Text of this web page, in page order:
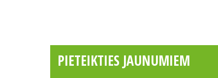
PIETEIKTIES JAUNUMIEM